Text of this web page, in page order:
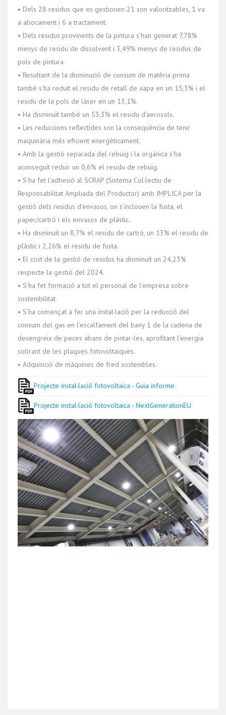
• Dels 28 residus que es gestionen 21 son valoritzables, 1 va
a abocament i 6 a tractament.
• Dels residus provinents de la pintura s’han generat 7,78%
menys de residu de dissolvent i 3,49% menys de residus de
pols de pintura.
• Resultant de la disminució de consum de matèria prima
també s’ha reduït el residu de retall de xapa en un 15,3% i el
residu de la pols de làser en un 13,1%.
• Ha disminuït també un 53,3% el residu d’aerosols.
• Les reduccions reflectides son la conseqüència de tenir
maquinària més eficient energèticament.
• Amb la gestió separada del rebuig i la orgànica s’ha
aconseguit reduir un 0,6% el residu de rebuig.
• S’ha fet l’adhesió al SCRAP (Sistema Col·lectiu de
Responsabilitat Ampliada del Productor) amb IMPLICA per la
gestió dels residus d’envasos, on s’inclouen la fusta, el
paper/cartró i els envasos de plàstic.
• Ha disminuït un 8,7% el residu de cartró, un 13% el residu de
plàstic i 2,26% el residu de fusta.
• El cost de la gestió de residus ha disminuït un 24,23%
respecte la gestió del 2024.
• S’ha fet formació a tot el personal de l’empresa sobre
sostenibilitat.
• S’ha començat a fer una instal·lació per la reducció del
consum del gas en l’escalfament del bany 1 de la cadena de
desengreix de peces abans de pintar-les, aprofitant l’energia
sobrant de les plaques fotovoltaiques.
• Adquisició de màquines de fred sostenibles.
Projecte instal·lació fotovoltaica - Guia informe
Projecte instal·lació fotovoltaica - NextGenerationEU